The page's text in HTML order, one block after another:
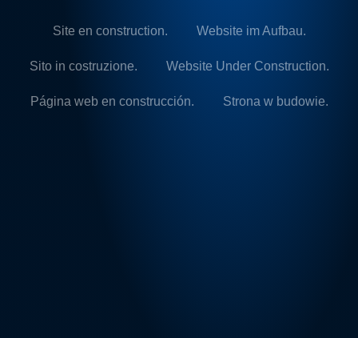
Site en construction. Website im Aufbau.
Sito in costruzione. Website Under Construction.
Página web en construcción. Strona w budowie.